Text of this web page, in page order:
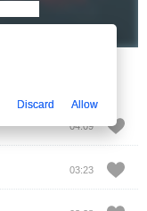
04:09
03:23
Discard Allow